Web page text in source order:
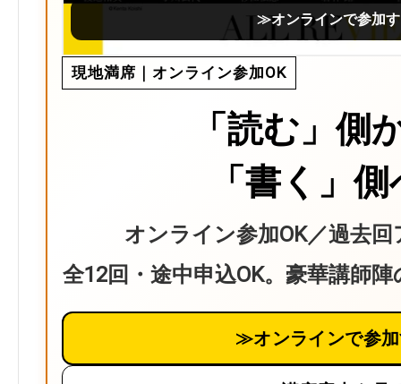
≫オンラインで参加
現地満席｜オンライン参加OK
「読む」側
「書く」
オンライン参加OK／過去
全12回・途中申込OK。豪華講師
≫オンラインで参